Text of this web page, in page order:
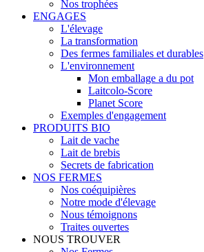
Nos trophées
ENGAGES
L'élevage
La transformation
Des fermes familiales et durables
L'environnement
Mon emballage a du pot
Laitcolo-Score
Planet Score
Exemples d'engagement
PRODUITS BIO
Lait de vache
Lait de brebis
Secrets de fabrication
NOS FERMES
Nos coéquipières
Notre mode d'élevage
Nous témoignons
Traites ouvertes
NOUS TROUVER